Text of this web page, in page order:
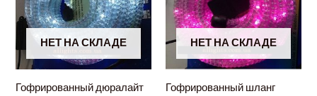
НЕТ НА СКЛАДЕ
Гофрированный дюралайт
НЕТ НА СКЛАДЕ
Гофрированный шланг